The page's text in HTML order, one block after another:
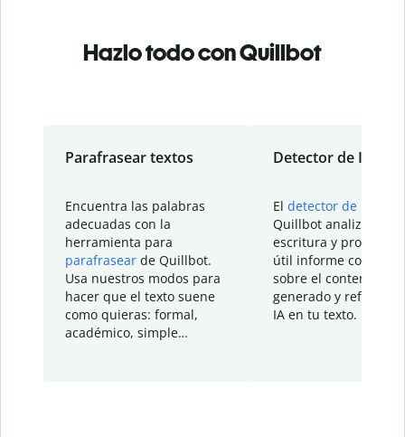
Hazlo todo con Quillbot
Parafrasear textos
Encuentra las palabras
adecuadas con la
herramienta para
parafrasear de Quillbot.
Usa nuestros modos para
hacer que el texto suene
como quieras: formal,
académico, simple…
Detector de IA
El detector de IA
Quillbot analiza tu
escritura y
útil informe con
sobre el contenido
generado y refinado
IA en tu texto.